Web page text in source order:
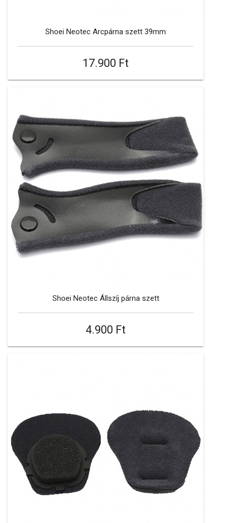
Shoei Neotec Arcpárna szett 39mm
17.900 Ft
Shoei Neotec Állszíj párna szett
4.900 Ft